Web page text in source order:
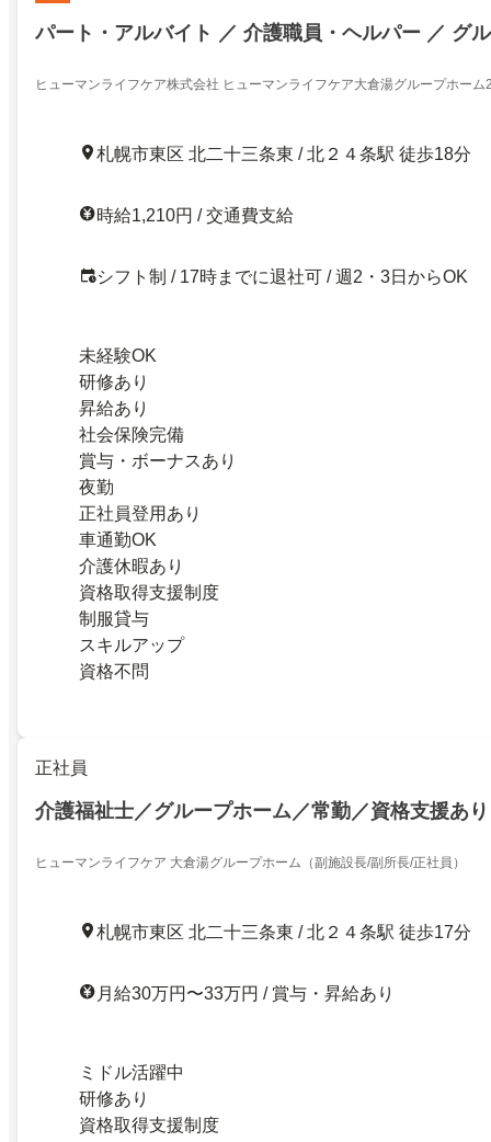
パート・アルバイト ／ 介護職員・ヘルパー ／ グ
ヒューマンライフケア株式会社 ヒューマンライフケア大倉湯グループホーム
札幌市東区 北二十三条東 / 北２４条駅 徒歩18分
時給1,210円 / 交通費支給
シフト制 / 17時までに退社可 / 週2・3日からOK
未経験OK
研修あり
昇給あり
社会保険完備
賞与・ボーナスあり
夜勤
正社員登用あり
車通勤OK
介護休暇あり
資格取得支援制度
制服貸与
スキルアップ
資格不問
正社員
介護福祉士／グループホーム／常勤／資格支援あり
ヒューマンライフケア 大倉湯グループホーム（副施設長/副所長/正社員）
札幌市東区 北二十三条東 / 北２４条駅 徒歩17分
月給30万円〜33万円 / 賞与・昇給あり
ミドル活躍中
研修あり
資格取得支援制度